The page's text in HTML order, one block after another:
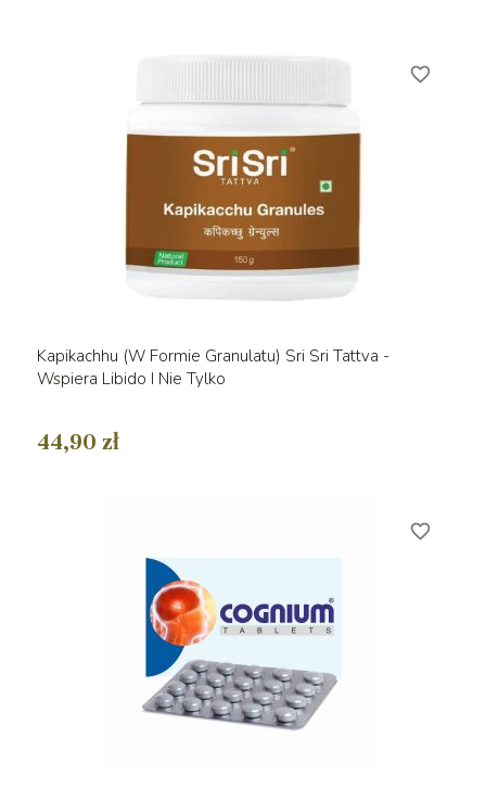
Kapikachhu (w Formie Granulatu) Sri Sri Tattva -
Wspiera Libido I Nie Tylko
44,90 zł
favorite_border
favorite_border